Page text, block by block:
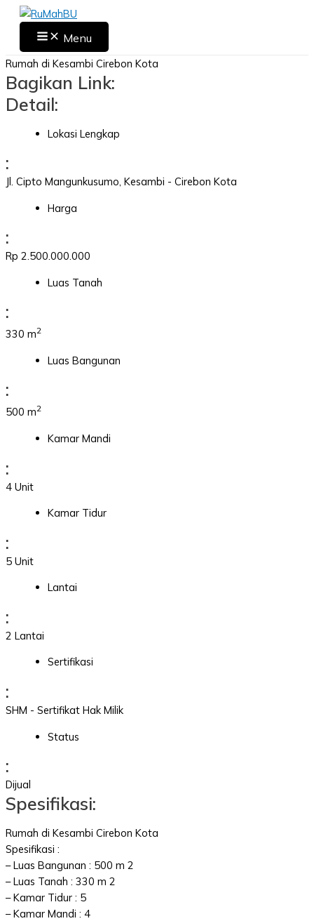
Skip
content
Main
Menu Menu
Rumah di Kesambi Cirebon Kota
Bagikan Link:
Detail:
Lokasi Lengkap
:
Jl. Cipto Mangunkusumo, Kesambi - Cirebon Kota
Harga
:
Rp 2.500.000.000
Luas Tanah
:
330 m2
Luas Bangunan
:
500 m2
Kamar Mandi
:
4 Unit
Kamar Tidur
:
5 Unit
Lantai
:
2 Lantai
Sertifikasi
:
SHM - Sertifikat Hak Milik
Status
:
Dijual
Spesifikasi:
Rumah di Kesambi Cirebon Kota
Spesifikasi :
– Luas Bangunan : 500 m 2
– Luas Tanah : 330 m 2
– Kamar Tidur : 5
– Kamar Mandi : 4